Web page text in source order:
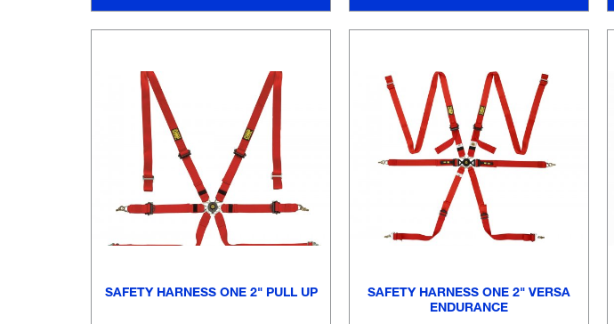
SAFETY HARNESS ONE 2" PULL UP
SAFETY HARNESS ONE 2" VERSA
ENDURANCE